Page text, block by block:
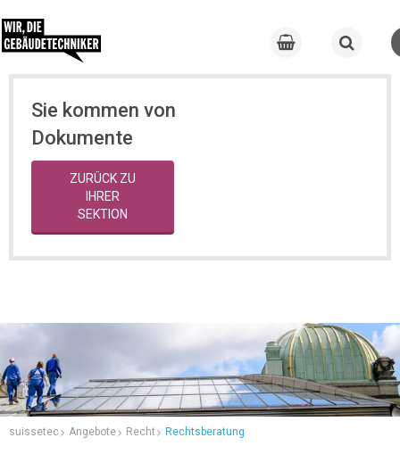
Sie kommen von
Dokumente
ZURÜCK ZU
IHRER
SEKTION
suissetec Angebote Recht Rechtsberatung